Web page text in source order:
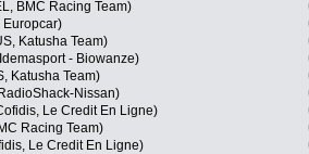
BMC Racing Team)
Europcar)
Katusha Team)
- Biowanze)
Katusha Team)
Nissan)
Le Credit En Ligne)
Racing Team)
Le Credit En Ligne)